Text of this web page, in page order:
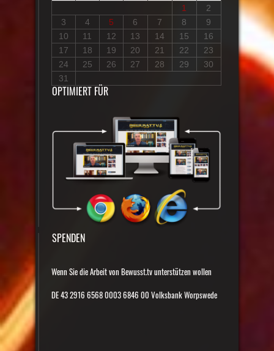
1
2
3
4 5 6 7 8
9
10
11 12 13 14 15
16
17
18 19 20 21 22
23
24
25 26 27 28 29
30
31
OPTIMIERT FÜR
SPENDEN
Wenn Sie die Arbeit von Bewusst.tv unterstützen wollen
DE 43 2916 6568 0003 6846 00 Volksbank Worpswede